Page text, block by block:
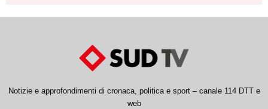
Notizie e approfondimenti di cronaca, politica e sport – canale 114 DTT e
web